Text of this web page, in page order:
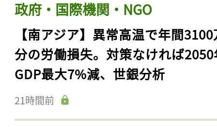
政府・国際機関・NGO
【南アジア】異常高温で年間
分の労働損失。対策なければ
GDP最大7%減、世銀分析
21時間前
ログイン